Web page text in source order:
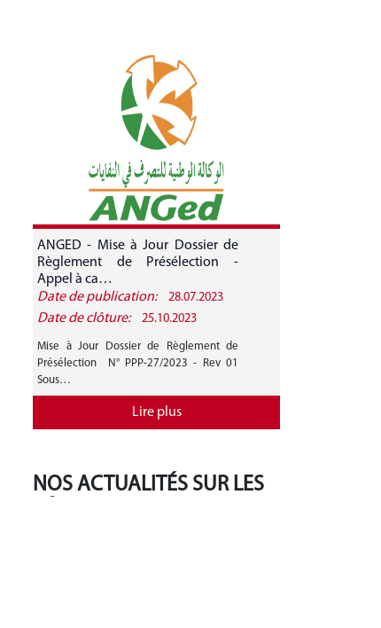
ANGED - Mise à Jour Dossier de
Règlement de Présélection -
Appel à ca…
Date de publication:
28.07.2023
Date de clôture: 25.10.2023
Mise à Jour Dossier de Règlement de
Présélection N° PPP-27/2023 - Rev 01
Sous…
Lire plus
NOS ACTUALITÉS SUR LES